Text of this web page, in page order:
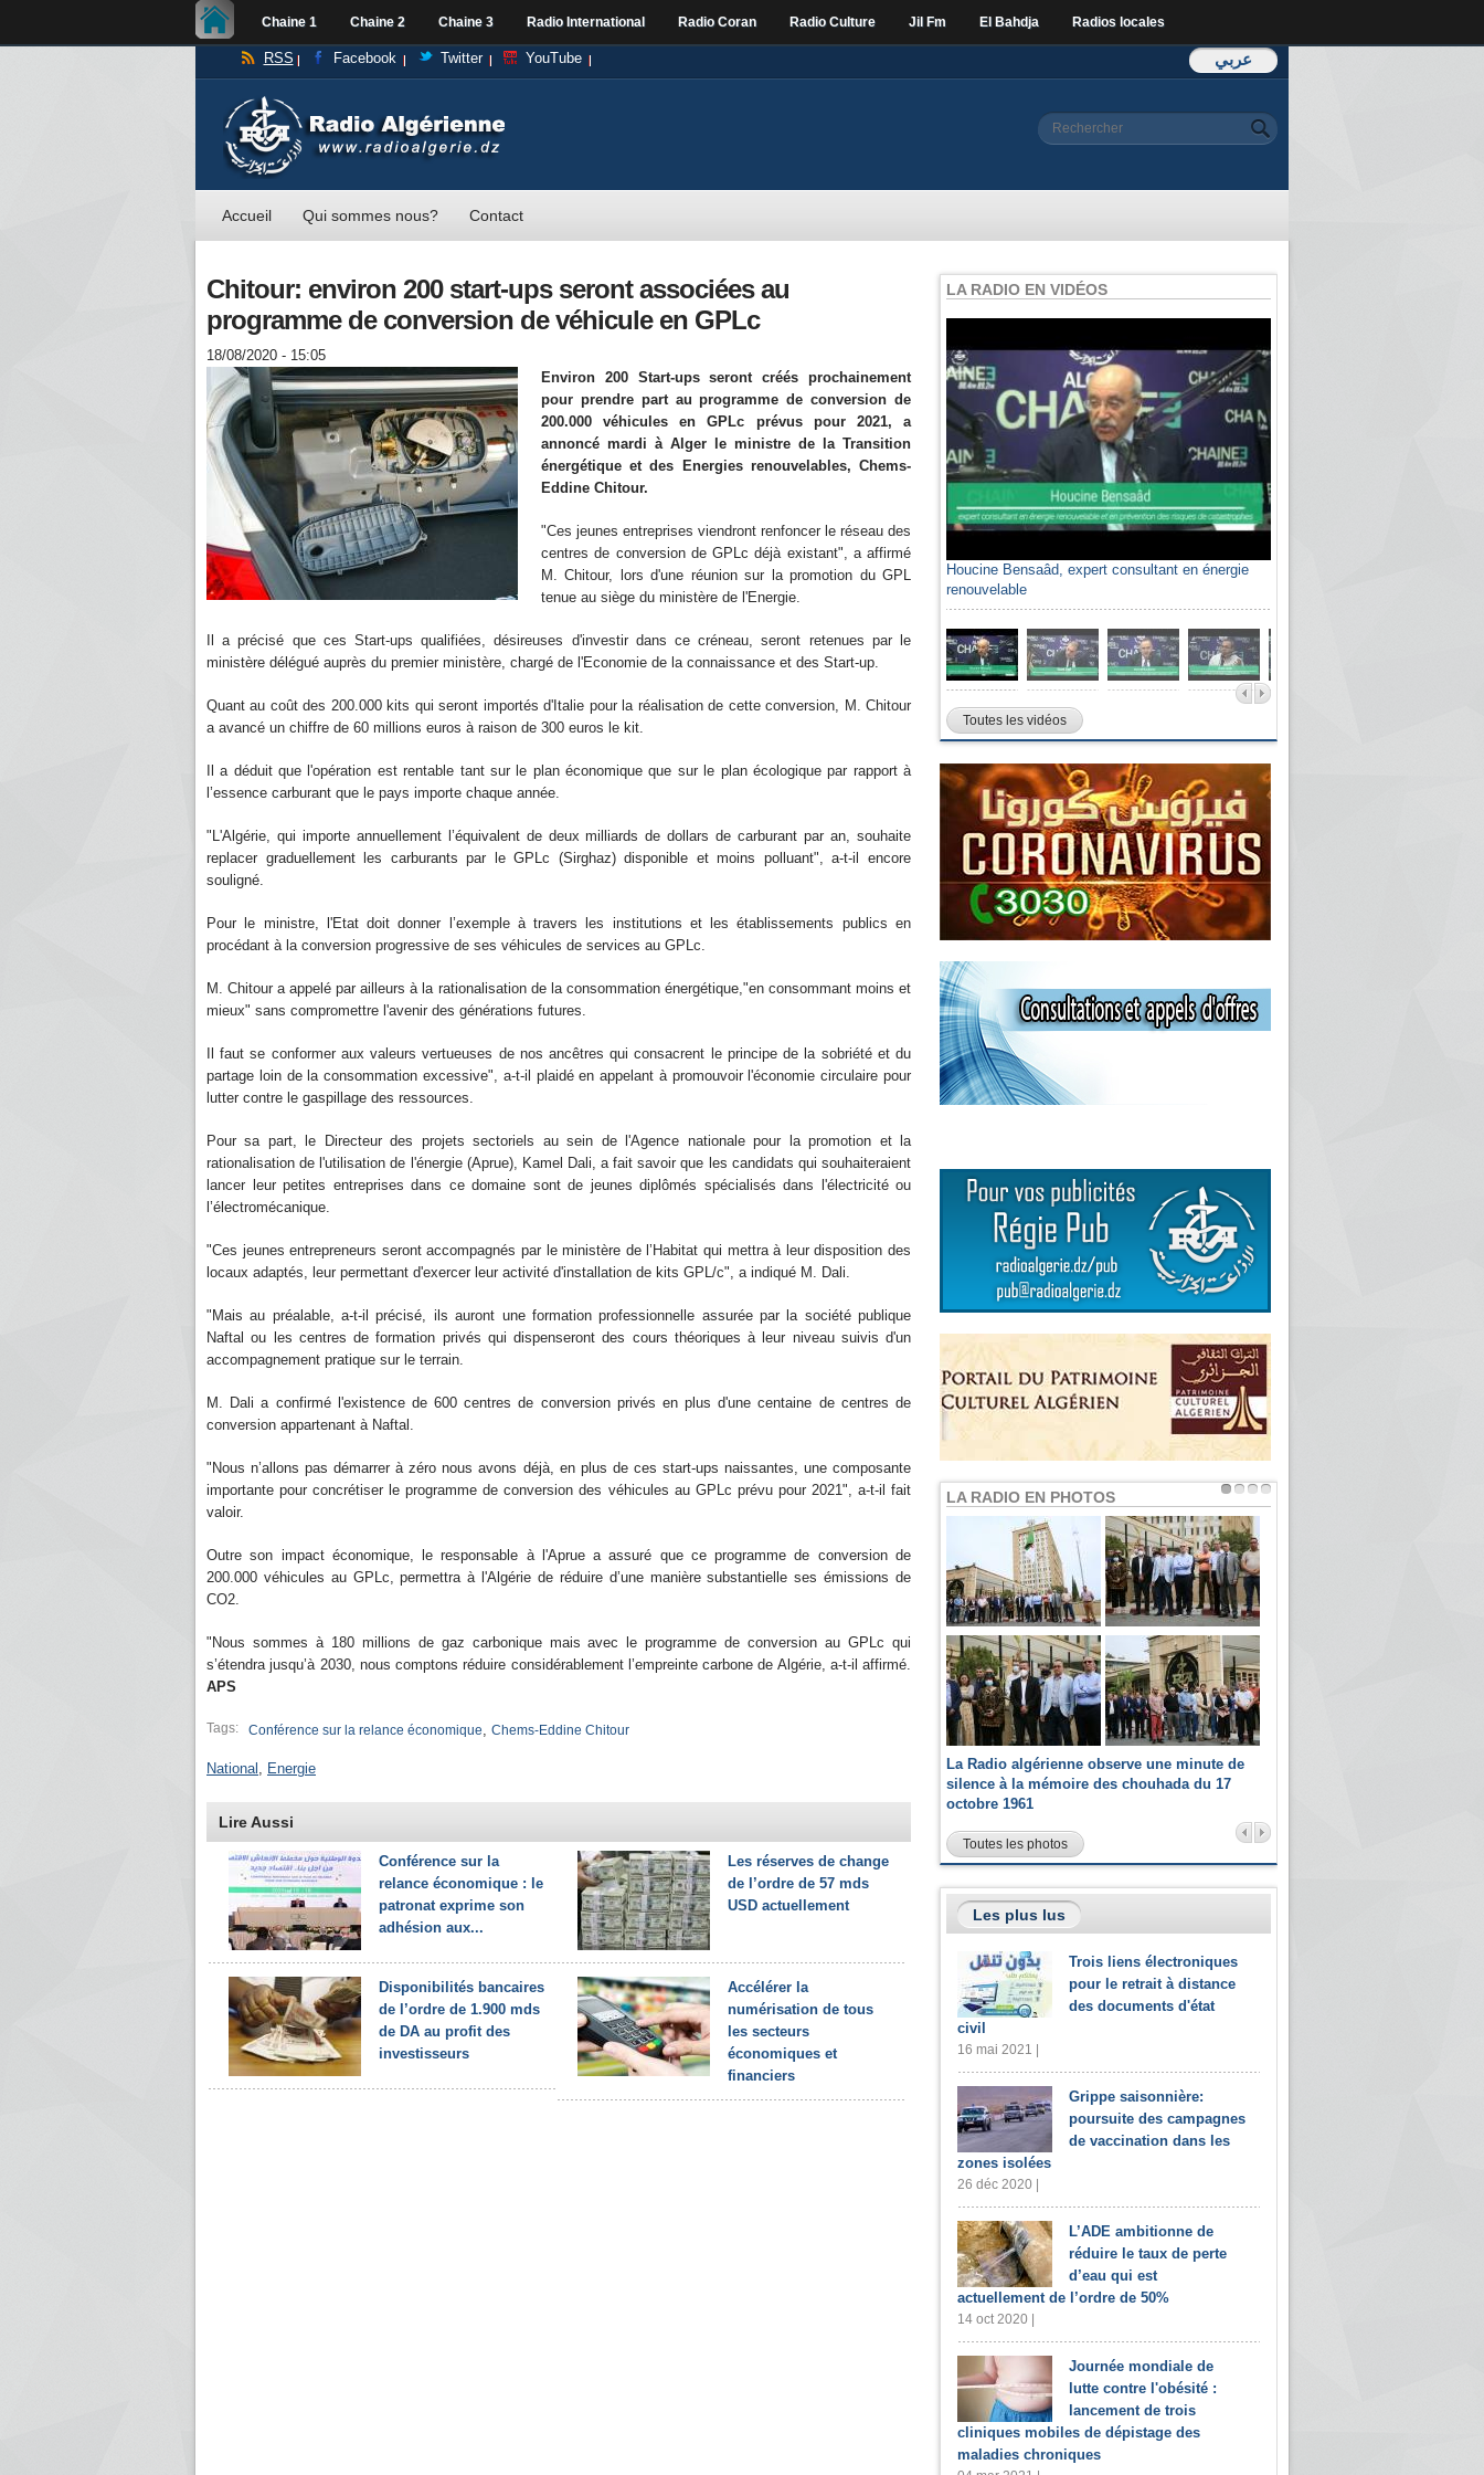
Chaine 1 Chaine 2 Chaine 3 Radio International Radio Coran Radio Culture Jil Fm El Bahdja Radios locales
عربي RSS Facebook Twitter YouTube
Formulaire de
Rechercher
Accueil Qui sommes nous? Contact
Chitour: environ 200 start-ups seront associées au
programme de conversion de véhicule en GPLc
18/08/2020 - 15:05
Environ 200 Start-ups seront créés prochainement
pour prendre part au programme de conversion de
200.000 véhicules en GPLc prévus pour 2021, a
annoncé mardi à Alger le ministre de la Transition
énergétique et des Energies renouvelables, Chems-
Eddine Chitour.
"Ces jeunes entreprises viendront renfoncer le réseau des
centres de conversion de GPLc déjà existant", a affirmé
M. Chitour, lors d'une réunion sur la promotion du GPL
tenue au siège du ministère de l'Energie.
Il a précisé que ces Start-ups qualifiées, désireuses d'investir dans ce créneau, seront retenues par le
ministère délégué auprès du premier ministère, chargé de l'Economie de la connaissance et des Start-up.
Quant au coût des 200.000 kits qui seront importés d'Italie pour la réalisation de cette conversion, M. Chitour
a avancé un chiffre de 60 millions euros à raison de 300 euros le kit.
Il a déduit que l'opération est rentable tant sur le plan économique que sur le plan écologique par rapport à
l’essence carburant que le pays importe chaque année.
"L'Algérie, qui importe annuellement l’équivalent de deux milliards de dollars de carburant par an, souhaite
replacer graduellement les carburants par le GPLc (Sirghaz) disponible et moins polluant", a-t-il encore
souligné.
Pour le ministre, l'Etat doit donner l’exemple à travers les institutions et les établissements publics en
procédant à la conversion progressive de ses véhicules de services au GPLc.
M. Chitour a appelé par ailleurs à la rationalisation de la consommation énergétique,"en consommant moins et
mieux" sans compromettre l'avenir des générations futures.
Il faut se conformer aux valeurs vertueuses de nos ancêtres qui consacrent le principe de la sobriété et du
partage loin de la consommation excessive", a-t-il plaidé en appelant à promouvoir l'économie circulaire pour
lutter contre le gaspillage des ressources.
Pour sa part, le Directeur des projets sectoriels au sein de l'Agence nationale pour la promotion et la
rationalisation de l'utilisation de l'énergie (Aprue), Kamel Dali, a fait savoir que les candidats qui souhaiteraient
lancer leur petites entreprises dans ce domaine sont de jeunes diplômés spécialisés dans l'électricité ou
l’électromécanique.
"Ces jeunes entrepreneurs seront accompagnés par le ministère de l’Habitat qui mettra à leur disposition des
locaux adaptés, leur permettant d'exercer leur activité d'installation de kits GPL/c", a indiqué M. Dali.
"Mais au préalable, a-t-il précisé, ils auront une formation professionnelle assurée par la société publique
Naftal ou les centres de formation privés qui dispenseront des cours théoriques à leur niveau suivis d'un
accompagnement pratique sur le terrain.
M. Dali a confirmé l'existence de 600 centres de conversion privés en plus d'une centaine de centres de
conversion appartenant à Naftal.
"Nous n’allons pas démarrer à zéro nous avons déjà, en plus de ces start-ups naissantes, une composante
importante pour concrétiser le programme de conversion des véhicules au GPLc prévu pour 2021", a-t-il fait
valoir.
Outre son impact économique, le responsable à l'Aprue a assuré que ce programme de conversion de
200.000 véhicules au GPLc, permettra à l'Algérie de réduire d’une manière substantielle ses émissions de
CO2.
"Nous sommes à 180 millions de gaz carbonique mais avec le programme de conversion au GPLc qui
s’étendra jusqu’à 2030, nous comptons réduire considérablement l’empreinte carbone de Algérie, a-t-il affirmé.
APS
Tags: Conférence sur la relance économique, Chems-Eddine Chitour
National , Energie
Lire Aussi
Conférence sur la
relance économique : le
patronat exprime son
adhésion aux...
Les réserves de change
de l’ordre de 57 mds
USD actuellement
Disponibilités bancaires
de l’ordre de 1.900 mds
de DA au profit des
investisseurs
Accélérer la
numérisation de tous
les secteurs
économiques et
financiers
LA RADIO EN VIDÉOS
Houcine Bensaâd, expert consultant en énergie
renouvelable
Toutes les vidéos
LA RADIO EN PHOTOS
La Radio algérienne observe une minute de
silence à la mémoire des chouhada du 17
octobre 1961
Toutes les photos
Les plus lus
Trois liens électroniques
pour le retrait à distance
des documents d'état
civil
16 mai 2021 |
Grippe saisonnière:
poursuite des campagnes
de vaccination dans les
zones isolées
26 déc 2020 |
L’ADE ambitionne de
réduire le taux de perte
d’eau qui est
actuellement de l’ordre de 50%
14 oct 2020 |
Journée mondiale de
lutte contre l'obésité :
lancement de trois
cliniques mobiles de dépistage des
maladies chroniques